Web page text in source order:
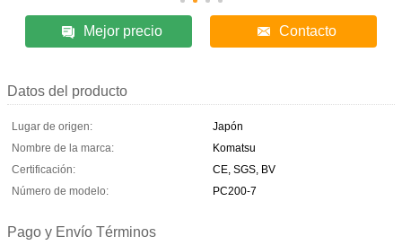
Mejor precio Contacto
Datos del producto
Lugar de origen:
Japón
Nombre de la marca:
Komatsu
Certificación:
CE, SGS, BV
Número de modelo:
PC200-7
Pago y Envío Términos